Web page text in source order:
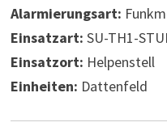
Alarmierungsart:
Einsatzart: SU-TH1-
Einsatzort: Helpenstell
Einheiten: Dattenfeld